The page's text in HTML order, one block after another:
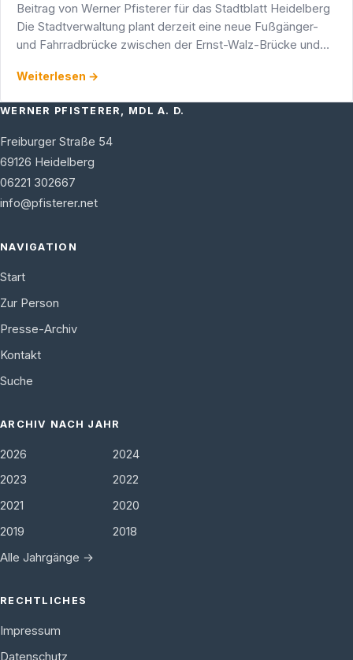
Beitrag von Werner Pfisterer für das Stadtblatt Heidelberg
Die Stadtverwaltung plant derzeit eine neue Fußgänger-
und Fahrradbrücke zwischen der Ernst-Walz-Brücke und
Weiterlesen →
WERNER PFISTERER, MDL A. D.
Freiburger Straße 54
69126 Heidelberg
06221 302667
info@pfisterer.net
NAVIGATION
Start
Zur Person
Presse-Archiv
Kontakt
Suche
ARCHIV NACH JAHR
2026
2024
2023
2022
2021
2020
2019
2018
Alle Jahrgänge →
RECHTLICHES
Impressum
Datenschutz